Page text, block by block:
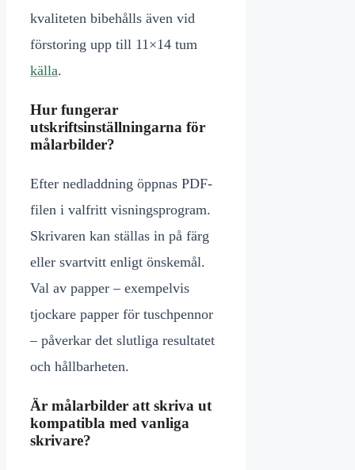
kvaliteten bibehålls även vid
förstoring upp till 11×14 tum
källa.
Hur fungerar
utskriftsinställningarna för
målarbilder?
Efter nedladdning öppnas PDF-
filen i valfritt visningsprogram.
Skrivaren kan ställas in på färg
eller svartvitt enligt önskemål.
Val av papper – exempelvis
tjockare papper för tuschpennor
– påverkar det slutliga resultatet
och hållbarheten.
Är målarbilder att skriva ut
kompatibla med vanliga
skrivare?